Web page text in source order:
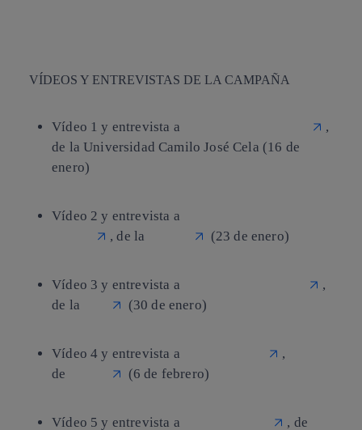
VÍDEOS Y ENTREVISTAS DE LA CAMPAÑA
Vídeo 1 y entrevista a
,
de la Universidad Camilo José Cela (16 de
enero)
Vídeo 2 y entrevista a
, de la (23 de enero)
Vídeo 3 y entrevista a
,
de la
(30 de enero)
Vídeo 4 y entrevista a
,
de
(6 de febrero)
Vídeo 5 y entrevista a
, de